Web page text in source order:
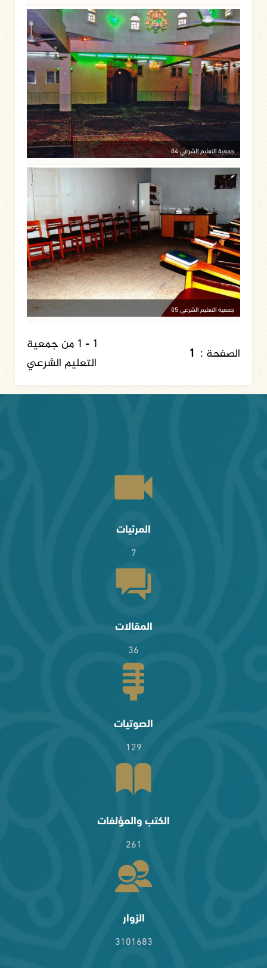
جمعية التعليم الشرعي 04
جمعية التعليم الشرعي 05
الصفحة : 1
1 - 1 من جمعية
التعليم الشرعي
المرئيات
7
المقالات
36
الصوتيات
129
الكتب والمؤلفات
261
الزوار
3101683